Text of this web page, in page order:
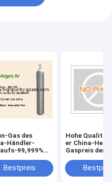
Gas des
Händler-
99,999%
Bestpreis
Hohe
er China-
Gaspreis der